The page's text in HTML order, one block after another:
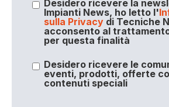
Desidero ricevere la
Impianti News, ho letto l'
sulla Privacydi Tecniche
acconsento al
per questa finalità
Desidero ricevere le
eventi, prodotti, offerte
contenuti speciali